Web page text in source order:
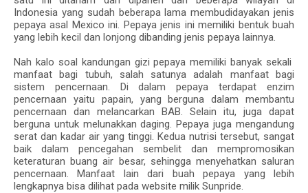
Indonesia yang sudah beberapa lama membudidayakan jenis
pepaya asal Mexico ini. Pepaya jenis ini memiliki bentuk buah
yang lebih kecil dan lonjong dibanding jenis pepaya lainnya.
Nah kalo soal kandungan gizi pepaya memiliki banyak sekali
manfaat bagi tubuh, salah satunya adalah manfaat bagi
sistem pencernaan. Di dalam pepaya terdapat enzim
pencernaan yaitu papain, yang berguna dalam membantu
pencernaan dan melancarkan BAB. Selain itu, juga dapat
berguna untuk melunakkan daging. Pepaya juga mengandung
serat dan kadar air yang tinggi. Kedua nutrisi tersebut, sangat
baik dalam pencegahan sembelit dan mempromosikan
keteraturan buang air besar, sehingga menyehatkan saluran
pencernaan. Manfaat lain dari buah pepaya yang lebih
lengkapnya bisa dilihat pada website milik Sunpride.